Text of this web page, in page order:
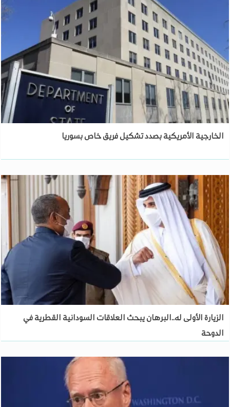
الخارجية الأمريكية بصدد تشكيل فريق خاص بسوريا
الزيارة الأولى له..البرهان يبحث العلاقات السودانية القطرية في
الدوحة